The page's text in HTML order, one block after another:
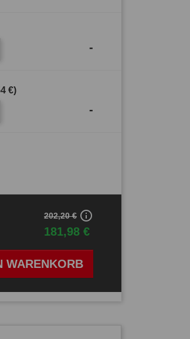
-
€)
-
WARENKORB
181,98 €
202,20 € info_outline